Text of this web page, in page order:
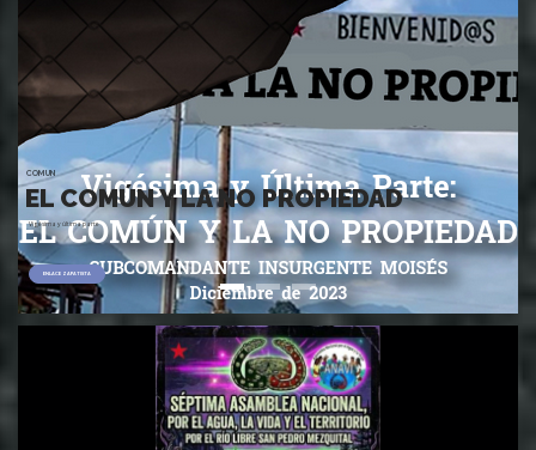
COMUN
EL COMÚN Y LA NO PROPIEDAD
Vigésima y última parte
ENLACE ZAPATISTA